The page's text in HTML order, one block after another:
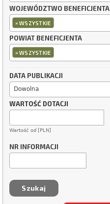
WOJEWÓDZTWO BENEFICJENTA
×WSZYSTKIE
POWIAT BENEFICJENTA
×WSZYSTKIE
DATA PUBLIKACJI
Dowolna
WARTOŚĆ DOTACJI
Wartość od [PLN]
NR INFORMACJI